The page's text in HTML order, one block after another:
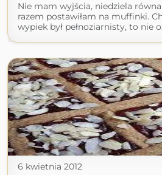
Nie mam wyjścia, niedziela
razem postawiłam na muffinki.
wypiek był pełnoziarnisty, to nie
6 kwietnia 2012